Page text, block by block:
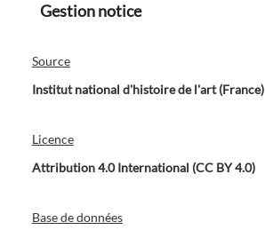
Gestion notice
Source
Institut national d'histoire de l'art (France)
Licence
Attribution 4.0 International (CC BY 4.0)
Base de données